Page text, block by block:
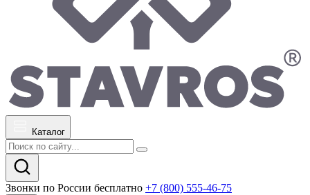
Каталог
Звонки по России бесплатно +7 (800) 555-46-75